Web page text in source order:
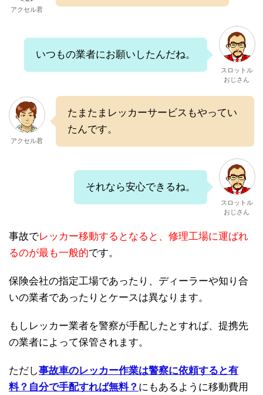
アクセル君
いつもの業者にお願いしたんだね。
スロットル
おじさん
アクセル君
たまたまレッカーサービスもやってい
たんです。
それなら安心できるね。
スロットル
おじさん
事故でレッカー移動するとなると、修理工場に運ばれ
るのが最も一般的です。
保険会社の指定工場であったり、ディーラーや知り合
いの業者であったりとケースは異なります。
もしレッカー業者を警察が手配したとすれば、提携先
の業者によって保管されます。
ただし事故車のレッカー作業は警察に依頼すると有
料？自分で手配すれば無料？ にもあるように移動費用